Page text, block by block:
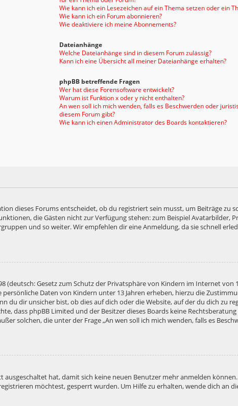
Wie kann ich ein Lesezeichen auf ein Thema setzen oder ein
Wie kann ich ein Forum abonnieren?
Wie deaktiviere ich meine Abonnements?
Dateianhänge
Welche Dateianhänge sind in diesem Forum zulässig?
Kann ich eine Übersicht all meiner Dateianhänge erhalten?
phpBB betreffende Fragen
Wer hat diese Forensoftware entwickelt?
Warum ist Funktion x oder y nicht enthalten?
An wen soll ich mich wenden, falls es Beschwerden oder
diesem Forum gibt?
Wie kann ich einen Administrator des Boards kontaktieren?
dieses Forums entscheidet, ob du registriert sein musst, um Beiträge zu
die Gästen nicht zur Verfügung stehen: zum Beispiel Avatarbilder,
und so weiter. Wir empfehlen dir eine Anmeldung, da sie schnell
(deutsch: Gesetz zum Schutz der Privatsphäre von Kindern im Internet von
persönliche Daten von Kindern unter 13 Jahren erheben, hierzu die
du dir unsicher bist, ob dies auf dich oder die Website, auf der du dich zu
dass phpBB Limited und der Besitzer dieses Boards keine
solchen, die unter der Frage „An wen soll ich mich wenden, falls es
hat, damit sich keine neuen Benutzer mehr anmelden
möchtest, gesperrt wurden. Um Hilfe zu erhalten, wende dich an